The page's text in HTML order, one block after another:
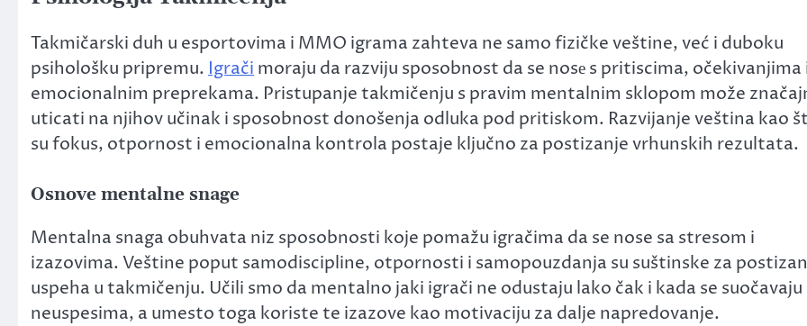
Takmičarski duh u esportovima i MMO igrama zahteva ne samo fizičke veštine, već i duboku
psihološku pripremu. Igrači moraju da razviju sposobnost da se nosе s pritiscima, očekivanjima
emocionalnim preprekama. Pristupanje takmičenju s pravim mentalnim sklopom može
uticati na njihov učinak i sposobnost donošenja odluka pod pritiskom. Razvijanje veština kao
su fokus, otpornost i emocionalna kontrola postaje ključno za postizanje vrhunskih rezultata.
Osnove mentalne snage
Mentalna snaga obuhvata niz sposobnosti koje pomažu igračima da se nose sa stresom i
izazovima. Veštine poput samodiscipline, otpornosti i samopouzdanja su suštinske za
uspeha u takmičenju. Učili smo da mentalno jaki igrači ne odustaju lako čak i kada se suočavaju
neuspesima, a umesto toga koriste te izazove kao motivaciju za dalje napredovanje.